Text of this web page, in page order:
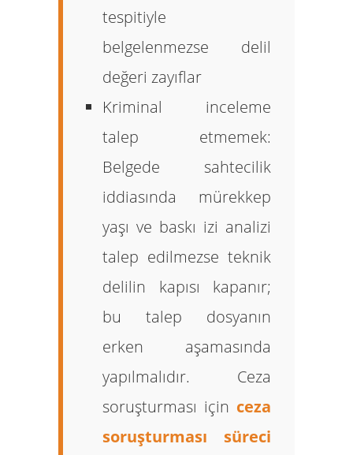
tespitiyle
belgelenmezse delil
değeri zayıflar
Kriminal inceleme
talep etmemek:
Belgede sahtecilik
iddiasında mürekkep
yaşı ve baskı izi analizi
talep edilmezse teknik
delilin kapısı kapanır;
bu talep dosyanın
erken aşamasında
yapılmalıdır. Ceza
soruşturması için ceza
soruşturması süreci